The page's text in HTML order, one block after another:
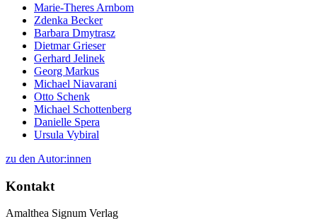
Marie-Theres Arnbom
Zdenka Becker
Barbara Dmytrasz
Dietmar Grieser
Gerhard Jelinek
Georg Markus
Michael Niavarani
Otto Schenk
Michael Schottenberg
Danielle Spera
Ursula Vybiral
zu den Autor:innen
Kontakt
Amalthea Signum Verlag